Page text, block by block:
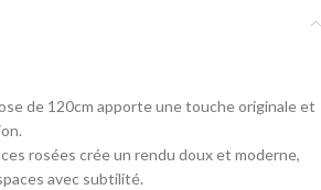
de 120cm apporte une touche originale et
rosées crée un rendu doux et moderne,
avec subtilité.